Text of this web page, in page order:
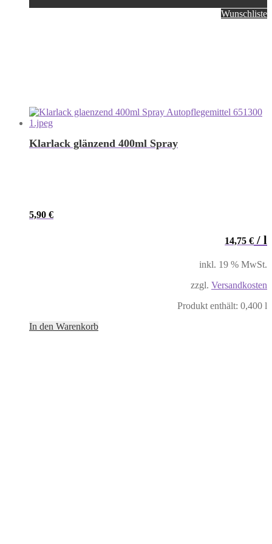
Wunschliste
Klarlack glänzend 400ml Spray
5,90 €
14,75 € / l
inkl. 19 % MwSt.
zzgl. Versandkosten
Produkt enthält: 0,400 l
In den Warenkorb